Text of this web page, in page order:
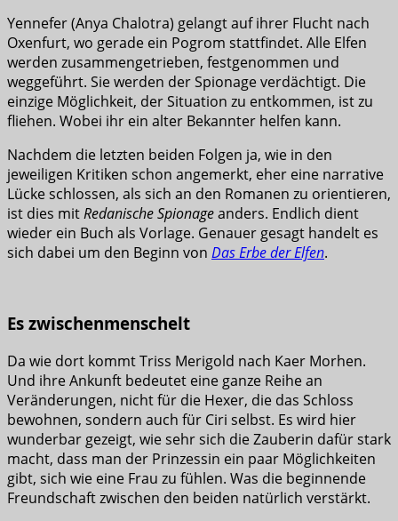
Yennefer (Anya Chalotra) gelangt auf ihrer Flucht nach
Oxenfurt, wo gerade ein Pogrom stattfindet. Alle Elfen
werden zusammengetrieben, festgenommen und
weggeführt. Sie werden der Spionage verdächtigt. Die
einzige Möglichkeit, der Situation zu entkommen, ist zu
fliehen. Wobei ihr ein alter Bekannter helfen kann.
Nachdem die letzten beiden Folgen ja, wie in den
jeweiligen Kritiken schon angemerkt, eher eine narrative
Lücke schlossen, als sich an den Romanen zu orientieren,
ist dies mitRedanische Spionageanders. Endlich dient
wieder ein Buch als Vorlage. Genauer gesagt handelt es
sich dabei um den Beginn von Das Erbe der Elfen.
Es zwischenmenschelt
Da wie dort kommt Triss Merigold nach Kaer Morhen.
Und ihre Ankunft bedeutet eine ganze Reihe an
Veränderungen, nicht für die Hexer, die das Schloss
bewohnen, sondern auch für Ciri selbst. Es wird hier
wunderbar gezeigt, wie sehr sich die Zauberin dafür stark
macht, dass man der Prinzessin ein paar Möglichkeiten
gibt, sich wie eine Frau zu fühlen. Was die beginnende
Freundschaft zwischen den beiden natürlich verstärkt.